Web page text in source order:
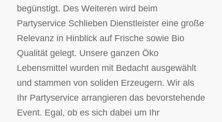
begünstigt. Des Weiteren wird beim
Partyservice Schlieben Dienstleister eine große
Relevanz in Hinblick auf Frische sowie Bio
Qualität gelegt. Unsere ganzen Öko
Lebensmittel wurden mit Bedacht ausgewählt
und stammen von soliden Erzeugern. Wir als
Ihr Partyservice arrangieren das bevorstehende
Event. Egal, ob es sich dabei um Ihr